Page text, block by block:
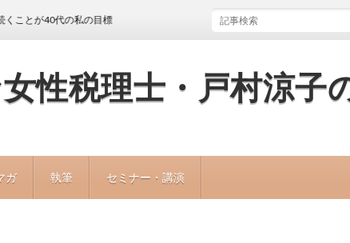
性税理士・戸村涼子
ガ 執筆 セミナー・講演
40代の私の目標